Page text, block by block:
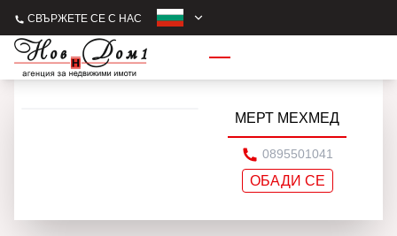
СВЪРЖЕТЕ СЕ С НАС
МЕРТ МЕХМЕД
0895501041
ОБАДИ СЕ